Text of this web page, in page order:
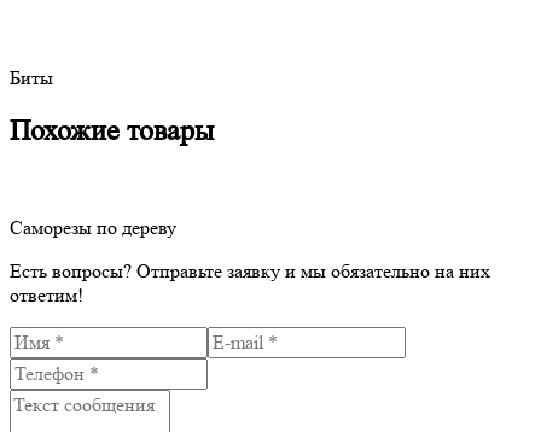
Биты
Похожие товары
Саморезы по дереву
Есть вопросы? Отправьте заявку и мы обязательно на них
ответим!